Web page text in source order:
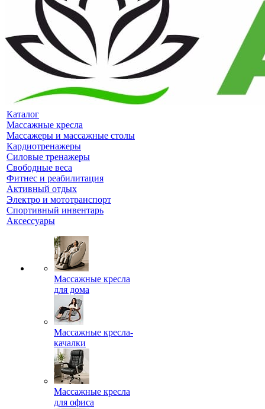
Каталог
Массажные кресла
Массажеры и массажные столы
Кардиотренажеры
Силовые тренажеры
Свободные веса
Фитнес и реабилитация
Активный отдых
Электро и мототранспорт
Спортивный инвентарь
Аксессуары
Массажные кресла
для дома
Массажные кресла-
качалки
Массажные кресла
для офиса